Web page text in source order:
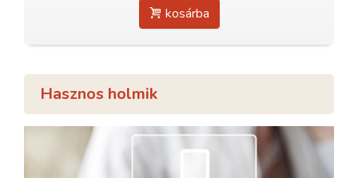
kosárba
Hasznos holmik